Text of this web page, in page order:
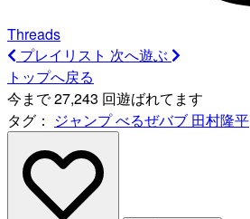
Threads
プレイリスト 次へ遊ぶ
トップへ戻る
今まで 27,243 回遊ばれてます
タグ： ジャンプべるぜバブ 田村隆平